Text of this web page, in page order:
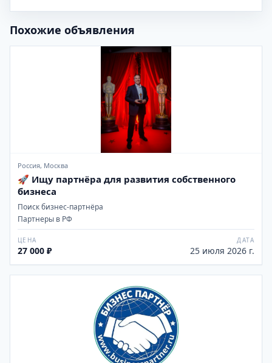
Похожие объявления
Россия, Москва
🚀 Ищу партнёра для развития собственного
бизнеса
Поиск бизнес-партнёра
Партнеры в РФ
ЦЕНА
27 000 ₽
ДАТА
25 июля 2026 г.